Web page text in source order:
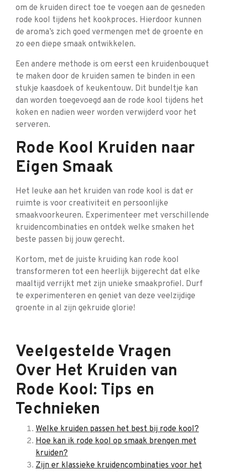
om de kruiden direct toe te voegen aan de gesneden
rode kool tijdens het kookproces. Hierdoor kunnen
de aroma’s zich goed vermengen met de groente en
zo een diepe smaak ontwikkelen.
Een andere methode is om eerst een kruidenbouquet
te maken door de kruiden samen te binden in een
stukje kaasdoek of keukentouw. Dit bundeltje kan
dan worden toegevoegd aan de rode kool tijdens het
koken en nadien weer worden verwijderd voor het
serveren.
Rode Kool Kruiden naar
Eigen Smaak
Het leuke aan het kruiden van rode kool is dat er
ruimte is voor creativiteit en persoonlijke
smaakvoorkeuren. Experimenteer met verschillende
kruidencombinaties en ontdek welke smaken het
beste passen bij jouw gerecht.
Kortom, met de juiste kruiding kan rode kool
transformeren tot een heerlijk bijgerecht dat elke
maaltijd verrijkt met zijn unieke smaakprofiel. Durf
te experimenteren en geniet van deze veelzijdige
groente in al zijn gekruide glorie!
Veelgestelde Vragen
Over Het Kruiden van
Rode Kool: Tips en
Technieken
Welke kruiden passen het best bij rode kool?
Hoe kan ik rode kool op smaak brengen met
kruiden?
Zijn er klassieke kruidencombinaties voor het